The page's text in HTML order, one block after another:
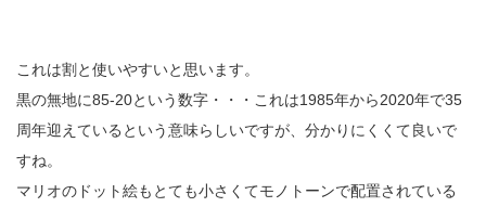
これは割と使いやすいと思います。
黒の無地に85-20という数字・・・これは1985年から2020年で35
周年迎えているという意味らしいですが、分かりにくくて良いで
すね。
マリオのドット絵もとても小さくてモノトーンで配置されている